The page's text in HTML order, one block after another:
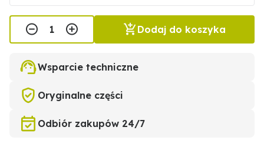
Dodaj do koszyka
Wsparcie techniczne
Oryginalne części
Odbiór zakupów 24/7